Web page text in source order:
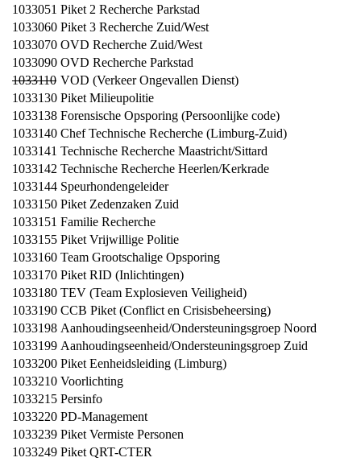
1033051 Piket 2 Recherche Parkstad
1033060 Piket 3 Recherche Zuid/West
1033070 OVD Recherche Zuid/West
1033090 OVD Recherche Parkstad
1033110 VOD (Verkeer Ongevallen Dienst)
1033130 Piket Milieupolitie
1033138 Forensische Opsporing (Persoonlijke code)
1033140 Chef Technische Recherche (Limburg-Zuid)
1033141 Technische Recherche Maastricht/Sittard
1033142 Technische Recherche Heerlen/Kerkrade
1033144 Speurhondengeleider
1033150 Piket Zedenzaken Zuid
1033151 Familie Recherche
1033155 Piket Vrijwillige Politie
1033160 Team Grootschalige Opsporing
1033170 Piket RID (Inlichtingen)
1033180 TEV (Team Explosieven Veiligheid)
1033190 CCB Piket (Conflict en Crisisbeheersing)
1033198 Aanhoudingseenheid/Ondersteuningsgroep Noord
1033199 Aanhoudingseenheid/Ondersteuningsgroep Zuid
1033200 Piket Eenheidsleiding (Limburg)
1033210 Voorlichting
1033215 Persinfo
1033220 PD-Management
1033239 Piket Vermiste Personen
1033249 Piket QRT-CTER